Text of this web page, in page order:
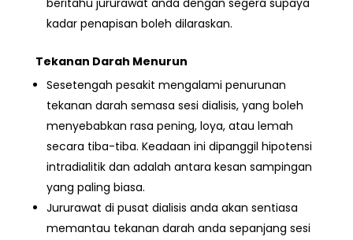
beritahu jururawat anda dengan segera supaya
kadar penapisan boleh dilaraskan.
Tekanan Darah Menurun
Sesetengah pesakit mengalami penurunan
tekanan darah semasa sesi dialisis, yang boleh
menyebabkan rasa pening, loya, atau lemah
secara tiba-tiba. Keadaan ini dipanggil hipotensi
intradialitik dan adalah antara kesan sampingan
yang paling biasa.
Jururawat di pusat dialisis anda akan sentiasa
memantau tekanan darah anda sepanjang sesi